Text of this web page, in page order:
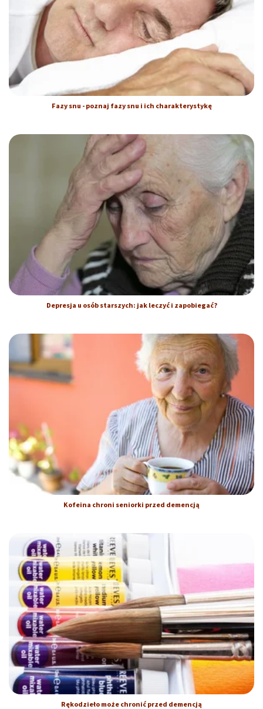
Fazy snu - poznaj fazy snu i ich charakterystykę
Depresja u osób starszych: jak leczyć i zapobiegać?
Kofeina chroni seniorki przed demencją
Rękodzieło może chronić przed demencją